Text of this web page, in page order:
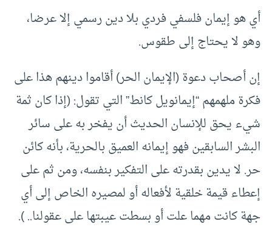
أي هو إيمان فلسفي فردي بلا دين رسمي إلا عرضا،
وهو لا يحتاج إلى طقوس.
إن أصحاب دعوة (الإيمان الحر) أقاموا دينهم هذا على
فكرة ملهمهم “إيمانويل كانط” التي تقول: (إذا كان ثمة
شيء يحق للإنسان الحديث أن يفخر به على سائر
البشر السابقين فهو إيمانه العميق بالحرية، بأنه كائن
حر. لا يدين بقدرته على التفكير بنفسه، ومن ثم على
إعطاء قيمة خلقية لأفعاله أو لمصيره الخاص إلى أي
جهة كانت مهما علت أو بسطت عيبتها على عقولنا.. ).